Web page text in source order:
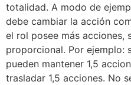
totalidad. A modo de
debe cambiar la acción
el rol posee más acciones,
proporcional. Por ejemplo:
pueden mantener 1,5
trasladar 1,5 acciones. No